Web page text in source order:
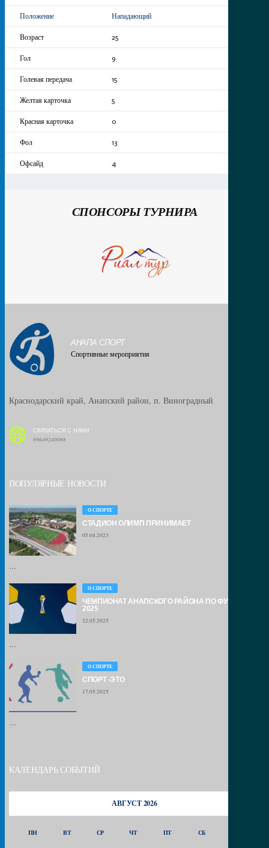
Нападающий
25
9
15
5
0
13
4
СПОНСОРЫ ТУРНИРА
АНАПА СПОРТ
Спортивные мероприятия
Краснодарский край, Анапский район, п. Виноградный
СВЯЗАТЬСЯ С НАМИ
89649240088
ПОПУЛЯРНЫЕ НОВОСТИ
О СПОРТЕ
СТАДИОН ОЛИМП ПРИНИМАЕТ
05.04.2023
...
О СПОРТЕ
ЧЕМПИОНАТ АНАПСКОГО РАЙОНА ПО ФУТБОЛУ –
2025
22.05.2025
...
О СПОРТЕ
СПОРТ -ЭТО
17.05.2025
...
КАЛЕНДАРЬ СОБЫТИЙ
АВГУСТ 2026
ПН ВТ СР ЧТ ПТ СБ